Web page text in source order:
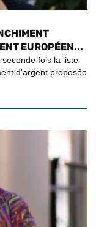
EUROPÉEN...
fois la liste
d'argent proposée